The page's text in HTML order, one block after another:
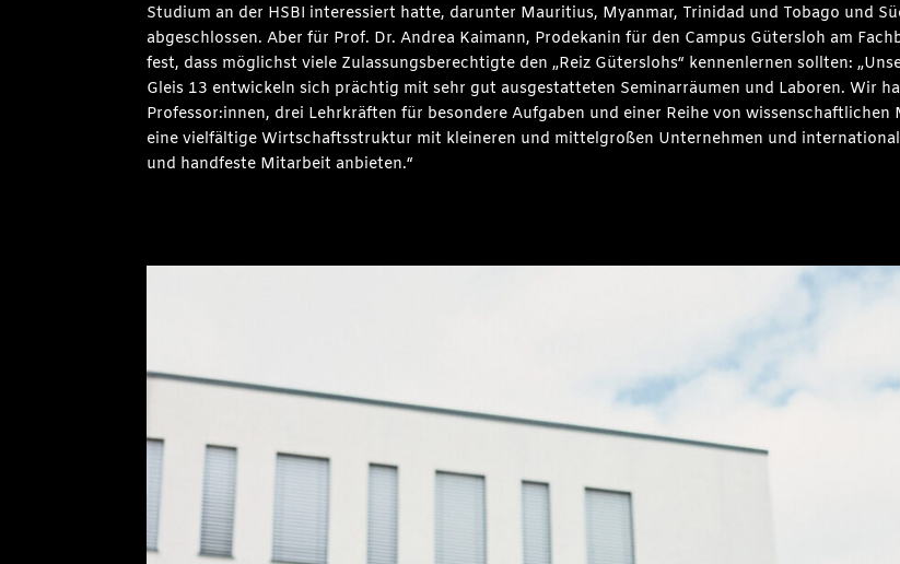
Studium an der HSBI interessiert hatte, darunter Mauritius, Myanmar, Trinidad und Tobago und
abgeschlossen. Aber für Prof. Dr. Andrea Kaimann, Prodekanin für den Campus Gütersloh am
fest, dass möglichst viele Zulassungsberechtigte den „Reiz Güterslohs“ kennenlernen sollten:
Gleis 13 entwickeln sich prächtig mit sehr gut ausgestatteten Seminarräumen und Laboren. Wir
Professor:innen, drei Lehrkräften für besondere Aufgaben und einer Reihe von
eine vielfältige Wirtschaftsstruktur mit kleineren und mittelgroßen Unternehmen und
und handfeste Mitarbeit anbieten.“